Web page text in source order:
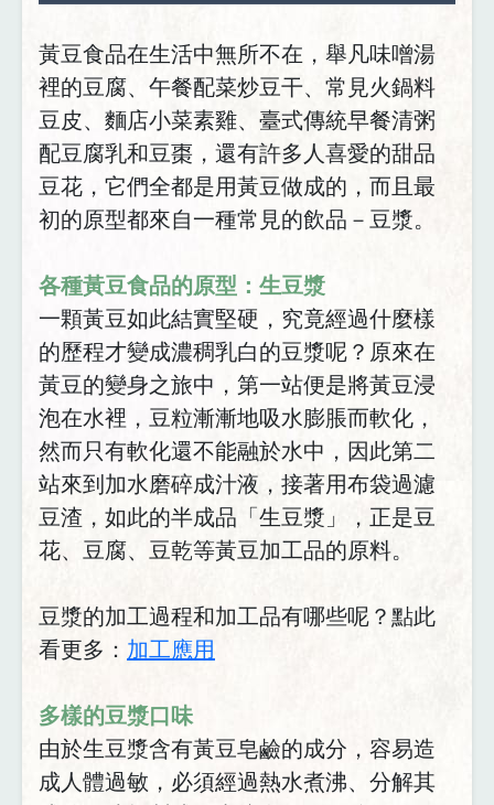
黃豆食品在生活中無所不在，舉凡味噌湯
裡的豆腐、午餐配菜炒豆干、常見火鍋料
豆皮、麵店小菜素雞、臺式傳統早餐清粥
配豆腐乳和豆棗，還有許多人喜愛的甜品
豆花，它們全都是用黃豆做成的，而且最
初的原型都來自一種常見的飲品－豆漿。
各種黃豆食品的原型：生豆漿
一顆黃豆如此結實堅硬，究竟經過什麼樣
的歷程才變成濃稠乳白的豆漿呢？原來在
黃豆的變身之旅中，第一站便是將黃豆浸
泡在水裡，豆粒漸漸地吸水膨脹而軟化，
然而只有軟化還不能融於水中，因此第二
站來到加水磨碎成汁液，接著用布袋過濾
豆渣，如此的半成品「生豆漿」，正是豆
花、豆腐、豆乾等黃豆加工品的原料。
豆漿的加工過程和加工品有哪些呢？點此
看更多： 加工應用
多樣的豆漿口味
由於生豆漿含有黃豆皂鹼的成分，容易造
成人體過敏，必須經過熱水煮沸、分解其